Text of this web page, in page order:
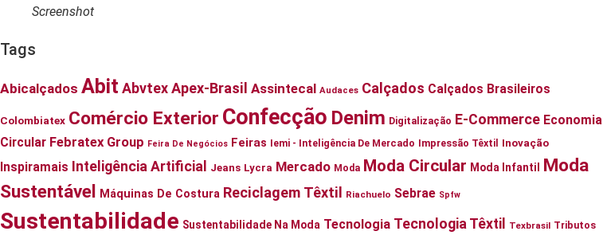
Screenshot
Tags
Abicalçados Abit AbvtexApex-Brasil Assintecal Audaces Calçados Calçados Brasileiros
Colombiatex Comércio Exterior Confecção Denim Digitalização E-Commerce Economia
Circular Febratex Group Feira De Negócios Feiras Iemi - Inteligência De Mercado Impressão Têxtil Inovação
Inspiramais Inteligência Artificial Jeans Lycra Mercado Moda Moda Circular Moda Infantil
Moda
Sustentável
Máquinas De Costura Reciclagem Têxtil Riachuelo Sebrae Spfw
Sustentabilidade Sustentabilidade Na Moda Tecnologia Tecnologia Têxtil Texbrasil Tributos